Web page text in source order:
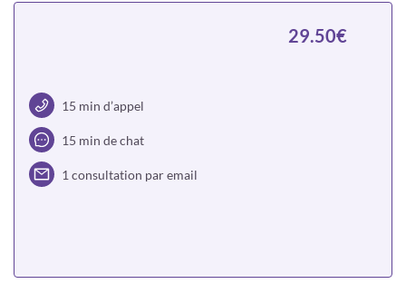
15 min d’appel
15 min de chat
1 consultation par email
29.50€